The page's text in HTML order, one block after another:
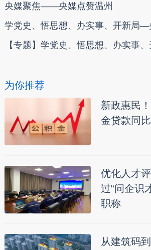
央媒聚焦——央媒点赞温州
学党史、悟思想、办实事、开新局—
【专题】学党史、悟思想、办实事
为你推荐
新政惠民
金贷款同
优化人才
过“问企识
职称
从建筑码